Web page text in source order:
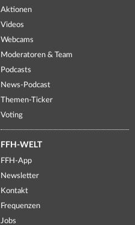
Aktionen
Videos
Webcams
Moderatoren & Team
Podcasts
News-Podcast
Themen-Ticker
Voting
FFH-WELT
FFH-App
Newsletter
Kontakt
Frequenzen
Jobs